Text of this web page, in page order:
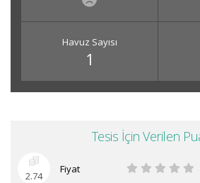
Havuz Sayısı
1
Tesis İçin Verilen
2.74
Fiyat